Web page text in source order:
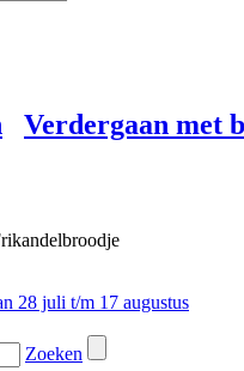
Verdergaan met
28 juli t/m 17 augustus
Zoeken